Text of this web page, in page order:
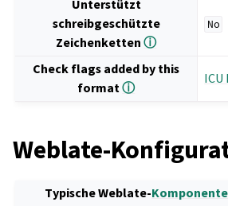
Unterstützt
schreibgeschützte
Zeichenkettenⓘ
No
Check flags added by this
formatⓘ
Weblate-
Typische Weblate-